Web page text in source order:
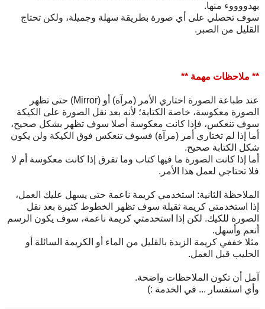
بهدووووء منها.
سوف تحصلي على أي صورة بطريقة سهلة وجميلة، ولكن تحتاج
القليل من الصبر.
** ملاحظات مهمة **
عند طباعة الصورة اختاري الأمر (مرآة) أو (Mirror) حتى تظهر
الصورة معكوسة، خاصة الكتابة؛ لأنه بعد نقل الصورة على الكيكة
سوف تنعكس، فإذا كانت معكوسة أصلا سوف تظهر بشكل صحيح،
أما إذا لم تختاري أمر (مرآة) فسوف تنعكس فوق الكيكة ولن يكون
شكل الكتابة صحيح.
أما إذا كانت الصورة ما فيها كتاب وما تفرق إذا كانت معكوسة أم لا
فلا تحتاجي لعمل هذا الأمر.
الملاحظة الثانية: استخدمي كريمة ناعمة حتى يسهل عليك العمل،
إذا استخدمتي كريمة ثقيلة سوف تظهر الخطوط كثيرة بعد نقل
الصورة للكيك. لكن إذا استخدمتي كريمة ناعمة، سوف يكون الرسم
أنعم وأسهل.
مثلا خففي كريمة الزبدة بالقليل من الماء أو الكريمة السائلة أو
الحليب قبل العمل.
آمل أن تكون الملاحظات واضحة.
وأي استفسار ... في الخدمة :)